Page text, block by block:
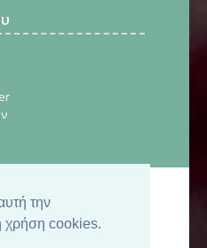
την
χρήση cookies.
CraftStore.gr.
SilkTech